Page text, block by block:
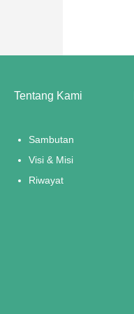
Tentang Kami
Sambutan
Visi & Misi
Riwayat